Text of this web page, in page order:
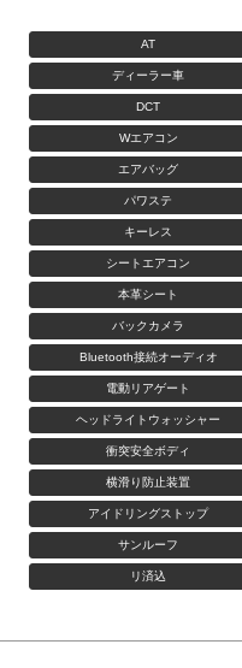
AT
ディーラー車
DCT
Wエアコン
エアバッグ
パワステ
キーレス
シートエアコン
本革シート
バックカメラ
Bluetooth接続オーディオ
電動リアゲート
ヘッドライトウォッシャー
衝突安全ボディ
横滑り防止装置
アイドリングストップ
サンルーフ
リ済込